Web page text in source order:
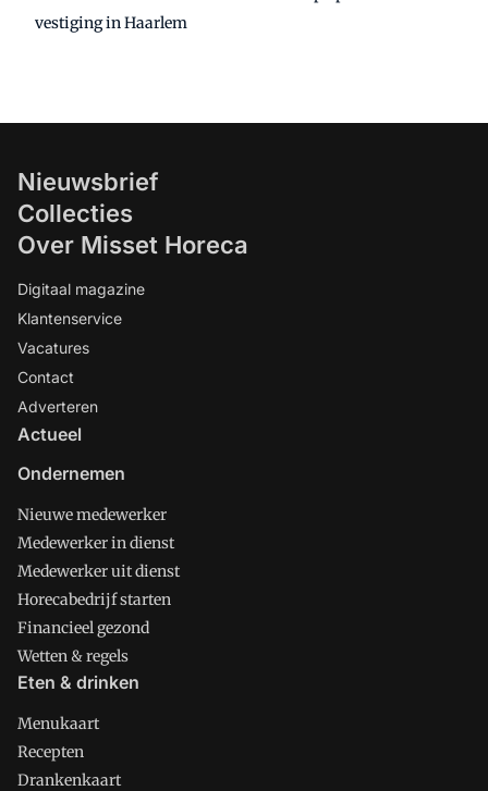
vestiging in Haarlem
Nieuwsbrief
Collecties
Over Misset Horeca
Digitaal magazine
Klantenservice
Vacatures
Contact
Adverteren
Actueel
Ondernemen
Nieuwe medewerker
Medewerker in dienst
Medewerker uit dienst
Horecabedrijf starten
Financieel gezond
Wetten & regels
Eten & drinken
Menukaart
Recepten
Drankenkaart